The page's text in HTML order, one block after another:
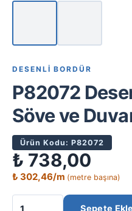
DESENLI BORDÜR
P82072
Söve ve
Ürün Kodu: P82072
₺ 738,00
₺ 302,46/m (metre başına)
Sepete Ekle